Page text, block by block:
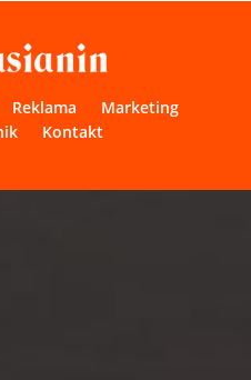
Reklama
Marketing
Kontakt